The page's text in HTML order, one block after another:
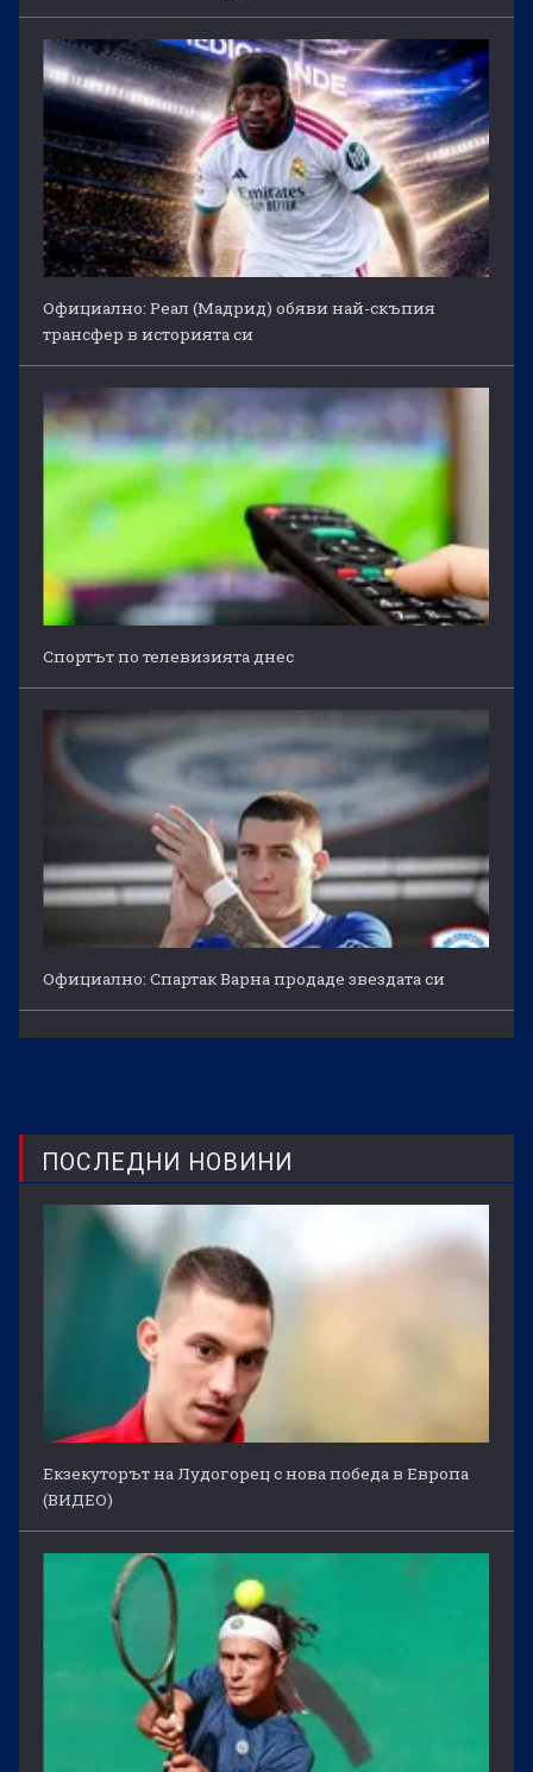
Официално: Реал (Мадрид) обяви най-скъпия
трансфер в историята си
Спортът по телевизията днес
Официално: Спартак Варна продаде звездата си
ПОСЛЕДНИ НОВИНИ
Екзекуторът на Лудогорец с нова победа в Европа
(ВИДЕО)